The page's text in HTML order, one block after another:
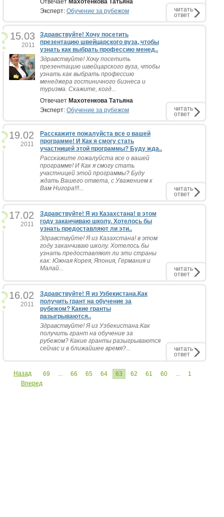
Отвечает Махотенкова Татьяна
Эксперт: Обучение за рубежом читать
ответ
15.03
2011
Здравствуйте! Хочу посетить
презентацию швейцарского вуза, чтобы
узнать как выбрать профессию менед..
Здравствуйте! Хочу посетить
презентацию швейцарского вуза, чтобы
узнать как выбрать профессию
менеджера гостиничного бизнеса и
туризма. Скажите, когд...
Отвечает Махотенкова Татьяна
Эксперт: Обучение за рубежом читать
ответ
19.02
2011
Расскажите пожалуйста все о вашей
программе! И Как я смогу стать
участницей этой программы? Буду жда..
Расскажите пожалуйста все о вашей
программе! И Как я смогу стать
участницей этой программы? Буду
ждать Вашего ответа, с Уважением к
Вам Нигора!!!...
читать
ответ
17.02
2011
Здравствуйте! Я из Казахстана! в этом
году заканчиваю школу. Хотелось бы
узнать предоставляют ли эти..
Здравствуйте! Я из Казахстана! в этом
году заканчиваю школу. Хотелось бы
узнать предоставляют ли эти страны
как: Южная Корея, Япония, Германия и
Малай...
читать
ответ
16.02
2011
Здравствуйте! Я из Узбекистана.Как
получить грант на обучение за
рубежом? Какие гранты
разыгрываются..
Здравствуйте! Я из Узбекистана.Как
получить грант на обучение за
рубежом? Какие гранты разыгрываются
сейчас и в ближайшее время?...
читать
ответ
Назад 69 ... 66 65 64 63 62 61 60 ...
1
Вперед